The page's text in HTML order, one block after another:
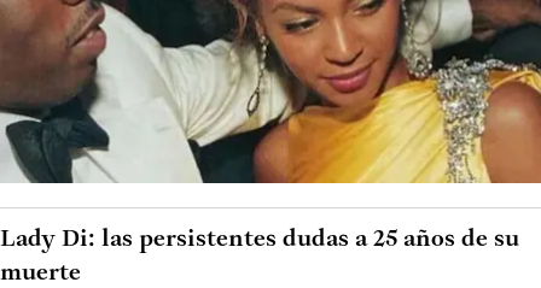
Lady Di: las persistentes dudas a 25 años de su
muerte